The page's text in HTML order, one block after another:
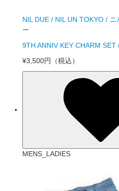
NIL DUE / NIL UN TOKYO /
ー
9TH ANNIV KEY CHARM SET
¥3,500円
（税込）
MENS_LADIES